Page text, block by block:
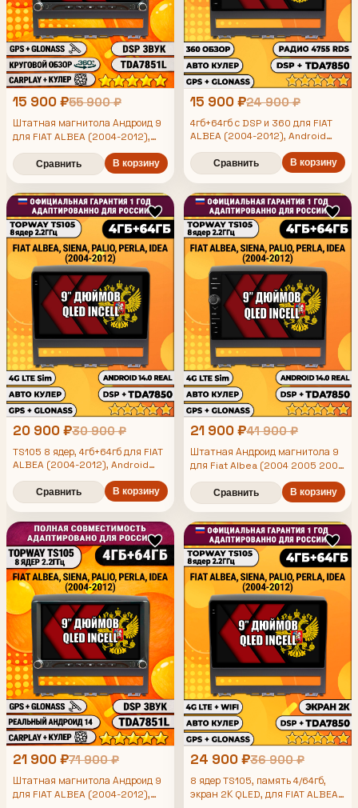
15 900 ₽55 900 ₽
Штатная магнитола Андроид 9
для FIAT ALBEA (2004-2012),
4/64гб, DSP, 360 обзор,
беспроводной CarPlay и Android
Auto, GPS и ГЛОНАСС
Сравнить В корзину
15 900 ₽24 900 ₽
4гб+64гб с DSP и 360 для FIAT
ALBEA (2004-2012), Android
магнитола с DSP и усилителем
TDA7850Сравнить В корзину
20 900 ₽30 900 ₽
TS105 8 ядер, 4гб+64гб для FIAT
ALBEA (2004-2012), Android
магнитола
Сравнить В корзину
21 900 ₽41 900 ₽
Штатная Андроид магнитола 9
для Fiat Albea (2004 2005 2006
2012), TS105 8 ядер, 4/64гб,
Qled Incell, CarPlay/Android
Сравнить В корзину
21 900 ₽71 900 ₽
Штатная магнитола Андроид 9
для FIAT ALBEA (2004-2012),
24 900 ₽36 900 ₽
8 ядер TS105, память 4/64гб,
экран 2К QLED, для FIAT ALBEA